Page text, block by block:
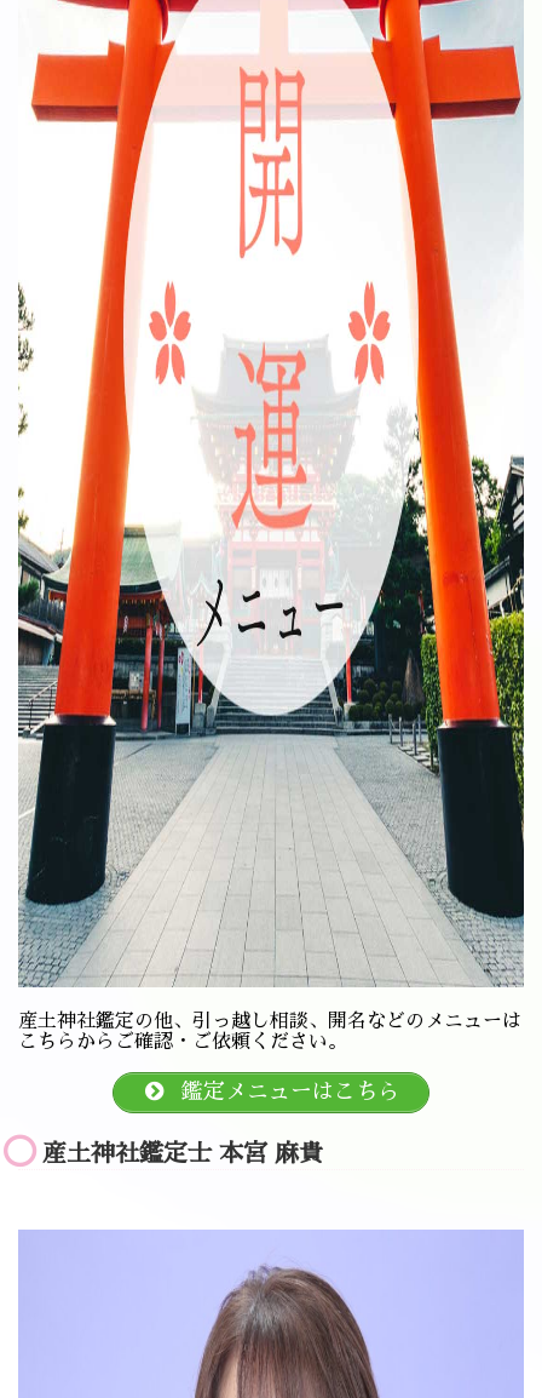
産土神社鑑定の他、引っ越し相談、開名などのメニューは
こちらからご確認・ご依頼ください。
鑑定メニューはこちら
産土神社鑑定士 本宮 麻貴